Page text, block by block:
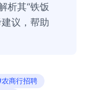
析其“铁饭
议，帮助
商行招聘